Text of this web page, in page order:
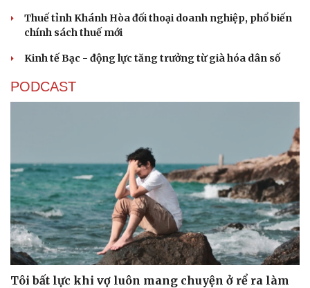
Thuế tỉnh Khánh Hòa đối thoại doanh nghiệp, phổ biến
chính sách thuế mới
Kinh tế Bạc - động lực tăng trưởng từ già hóa dân số
PODCAST
Tôi bất lực khi vợ luôn mang chuyện ở rể ra làm